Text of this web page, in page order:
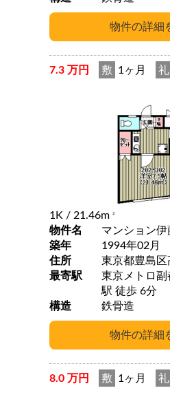
7.3 万円 敷 1ヶ月 礼
1K / 21.46m 2
物件名
マンション伊
築年
1994年02月
住所
東京都豊島区
最寄駅
東京メトロ副
駅 徒歩 6分
構造
鉄骨造
8.0 万円 敷 1ヶ月 礼